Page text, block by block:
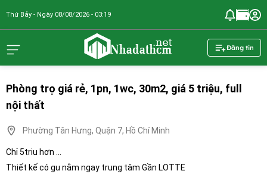
Thứ Bảy - Ngày 08/08/2026 - 03:19
Đăng tin
Phòng trọ giá rẻ, 1pn, 1wc, 30m2, giá 5 triệu, full
nội thất
Phường Tân Hưng, Quận 7, Hồ Chí Minh
Chỉ 5triu hơn ...
Thiết kế có gu nằm ngay trung tâm Gần LOTTE